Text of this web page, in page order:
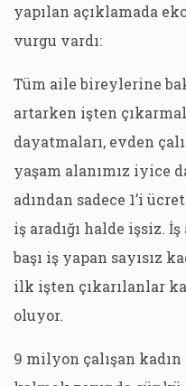
yapılan açıklamada
vurgu vardı:
Tüm aile bireylerine
artarken işten
dayatmaları, evden
yaşam alanımız iyice
adından sadece 1’i
iş aradığı halde işsiz.
başı iş yapan sayısız
ilk işten çıkarılanlar
oluyor.
9 milyon çalışan